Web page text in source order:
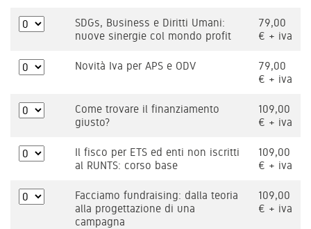
SDGs, Business e Diritti Umani:
nuove sinergie col mondo profit
79,00
€ + iva
Novità Iva per APS e ODV
79,00
€ + iva
Come trovare il finanziamento
giusto?
109,00
€ + iva
Il fisco per ETS ed enti non iscritti
al RUNTS: corso base
109,00
€ + iva
Facciamo fundraising: dalla teoria
alla progettazione di una
campagna
109,00
€ + iva